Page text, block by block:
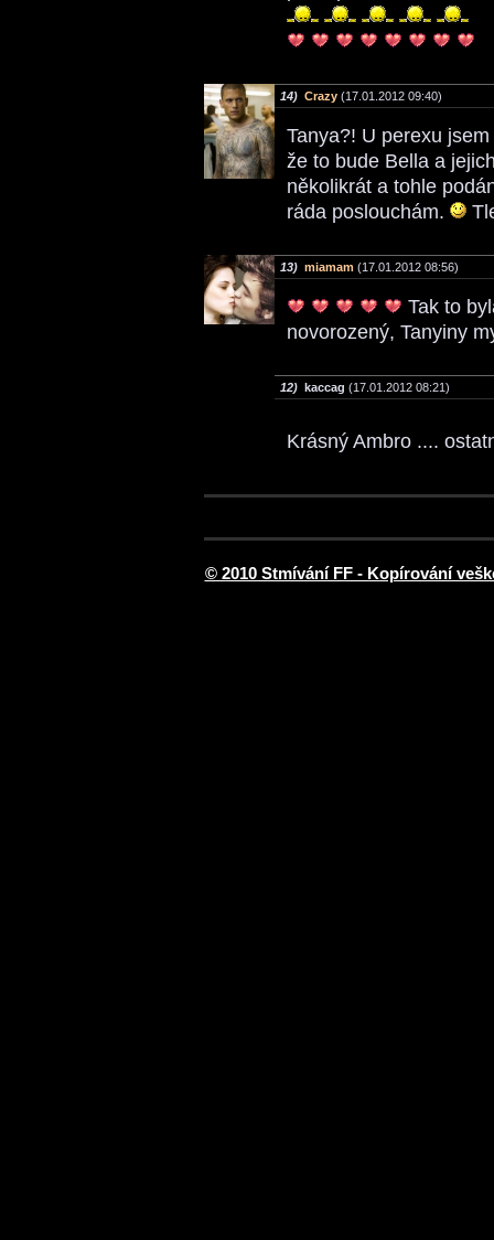
14) Crazy (17.01.2012 09:40)
Tanya?! U perexu
že to bude Bella a
několikrát a tohle
ráda poslouchám.
13) miamam (17.01.2012 08:56)
Tak to
novorozený, Tanyiny
12) kaccag (17.01.2012 08:21)
Krásný Ambro ....
© 2010 Stmívání FF - Kopírování